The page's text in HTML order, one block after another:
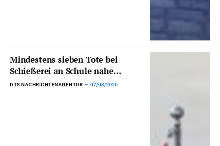
Mindestens sieben Tote bei
Schießerei an Schule nahe
Bangkok
DTS NACHRICHTENAGENTUR 07/08/2026